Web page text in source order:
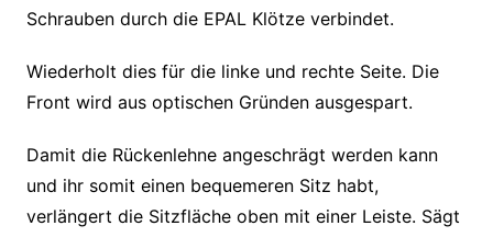
Schrauben durch die EPAL Klötze verbindet.
Wiederholt dies für die linke und rechte Seite. Die
Front wird aus optischen Gründen ausgespart.
Damit die Rückenlehne angeschrägt werden kann
und ihr somit einen bequemeren Sitz habt,
verlängert die Sitzfläche oben mit einer Leiste. Sägt